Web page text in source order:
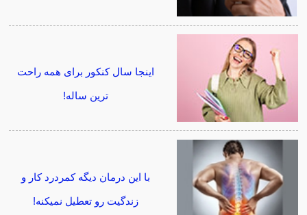
اینجا سال کنکور برای همه راحت
ترین ساله!
با این درمان دیگه کمردرد کار و
زندگیت رو تعطیل نمیکنه!